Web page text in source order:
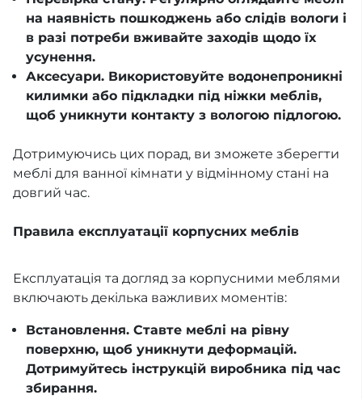
на наявність пошкоджень або слідів вологи і
в разі потреби вживайте заходів щодо їх
усунення.
Аксесуари. Використовуйте водонепроникні
килимки або підкладки під ніжки меблів,
щоб уникнути контакту з вологою підлогою.
Дотримуючись цих порад, ви зможете зберегти
меблі для ванної кімнати у відмінному стані на
довгий час.
Правила експлуатації корпусних меблів
Експлуатація та догляд за корпусними меблями
включають декілька важливих моментів:
Встановлення. Ставте меблі на рівну
поверхню, щоб уникнути деформацій.
Дотримуйтесь інструкцій виробника під час
збирання.